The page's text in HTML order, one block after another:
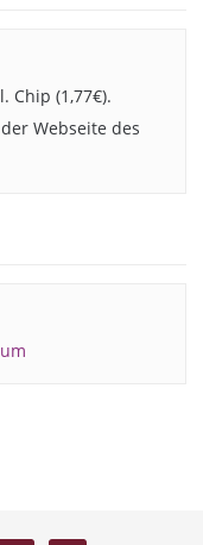
Chip (1,77€).
Webseite des